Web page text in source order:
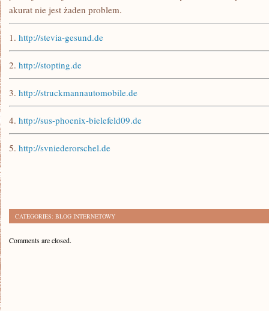
akurat nie jest żaden problem.
1. http://stevia-gesund.de
2. http://stopting.de
3. http://struckmannautomobile.de
4. http://sus-phoenix-bielefeld09.de
5. http://svniederorschel.de
CATEGORIES: BLOG INTERNETOWY
Comments are closed.